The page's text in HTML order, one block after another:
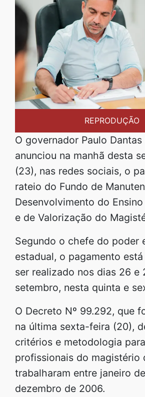
REPRODUÇÃO
O governador Paulo Dantas
anunciou na manhã desta
(23), nas redes sociais, o
rateio do Fundo de
Desenvolvimento do
e de Valorização do
Segundo o chefe do poder
estadual, o pagamento
ser realizado nos dias 26 e
setembro, nesta quinta e
O Decreto Nº 99.292, que
na última sexta-feira (20),
critérios e metodologia
profissionais do magistério
trabalharam entre janeiro
dezembro de 2006.